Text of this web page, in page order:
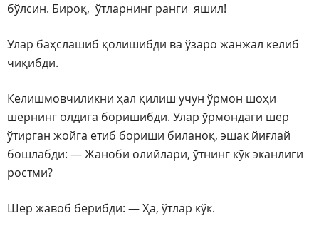
бўлсин. Бироқ, ўтларнинг ранги яшил!
Улар баҳслашиб қолишибди ва ўзаро жанжал келиб
чиқибди.
Келишмовчиликни ҳал қилиш учун ўрмон шоҳи
шернинг олдига боришибди. Улар ўрмондаги шер
ўтирган жойга етиб бориши биланоқ, эшак йиғлай
бошлабди: — Жаноби олийлари, ўтнинг кўк эканлиги
ростми?
Шер жавоб берибди: — Ҳа, ўтлар кўк.